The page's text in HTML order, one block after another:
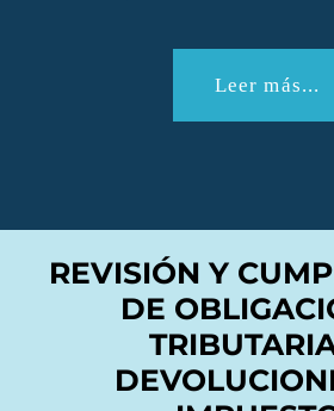
Leer más...
REVISIÓN Y
DE